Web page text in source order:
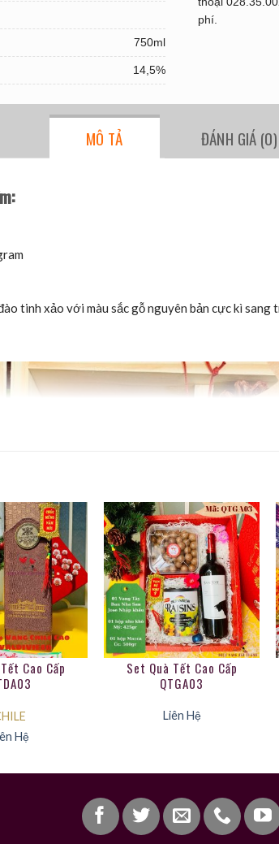
750ml
14,5%
phí.
MÔ TẢ ĐÁNH GIÁ (0)
tinh xảo với màu sắc gỗ nguyên bản cực kì sang
Cao Cấp
Hệ
Set Quà Tết Cao Cấp
QTGA03
Liên Hệ